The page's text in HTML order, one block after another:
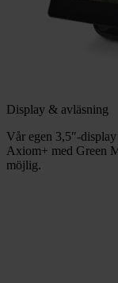
Display & avläsning
Vår egen 3,5″-
Axiom+ med Green
möjlig.